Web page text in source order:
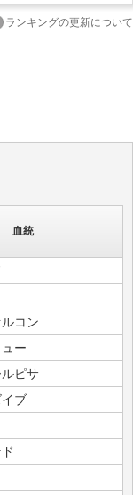
ランキングの更新について
血統
コン
ー
ピサ
ブ